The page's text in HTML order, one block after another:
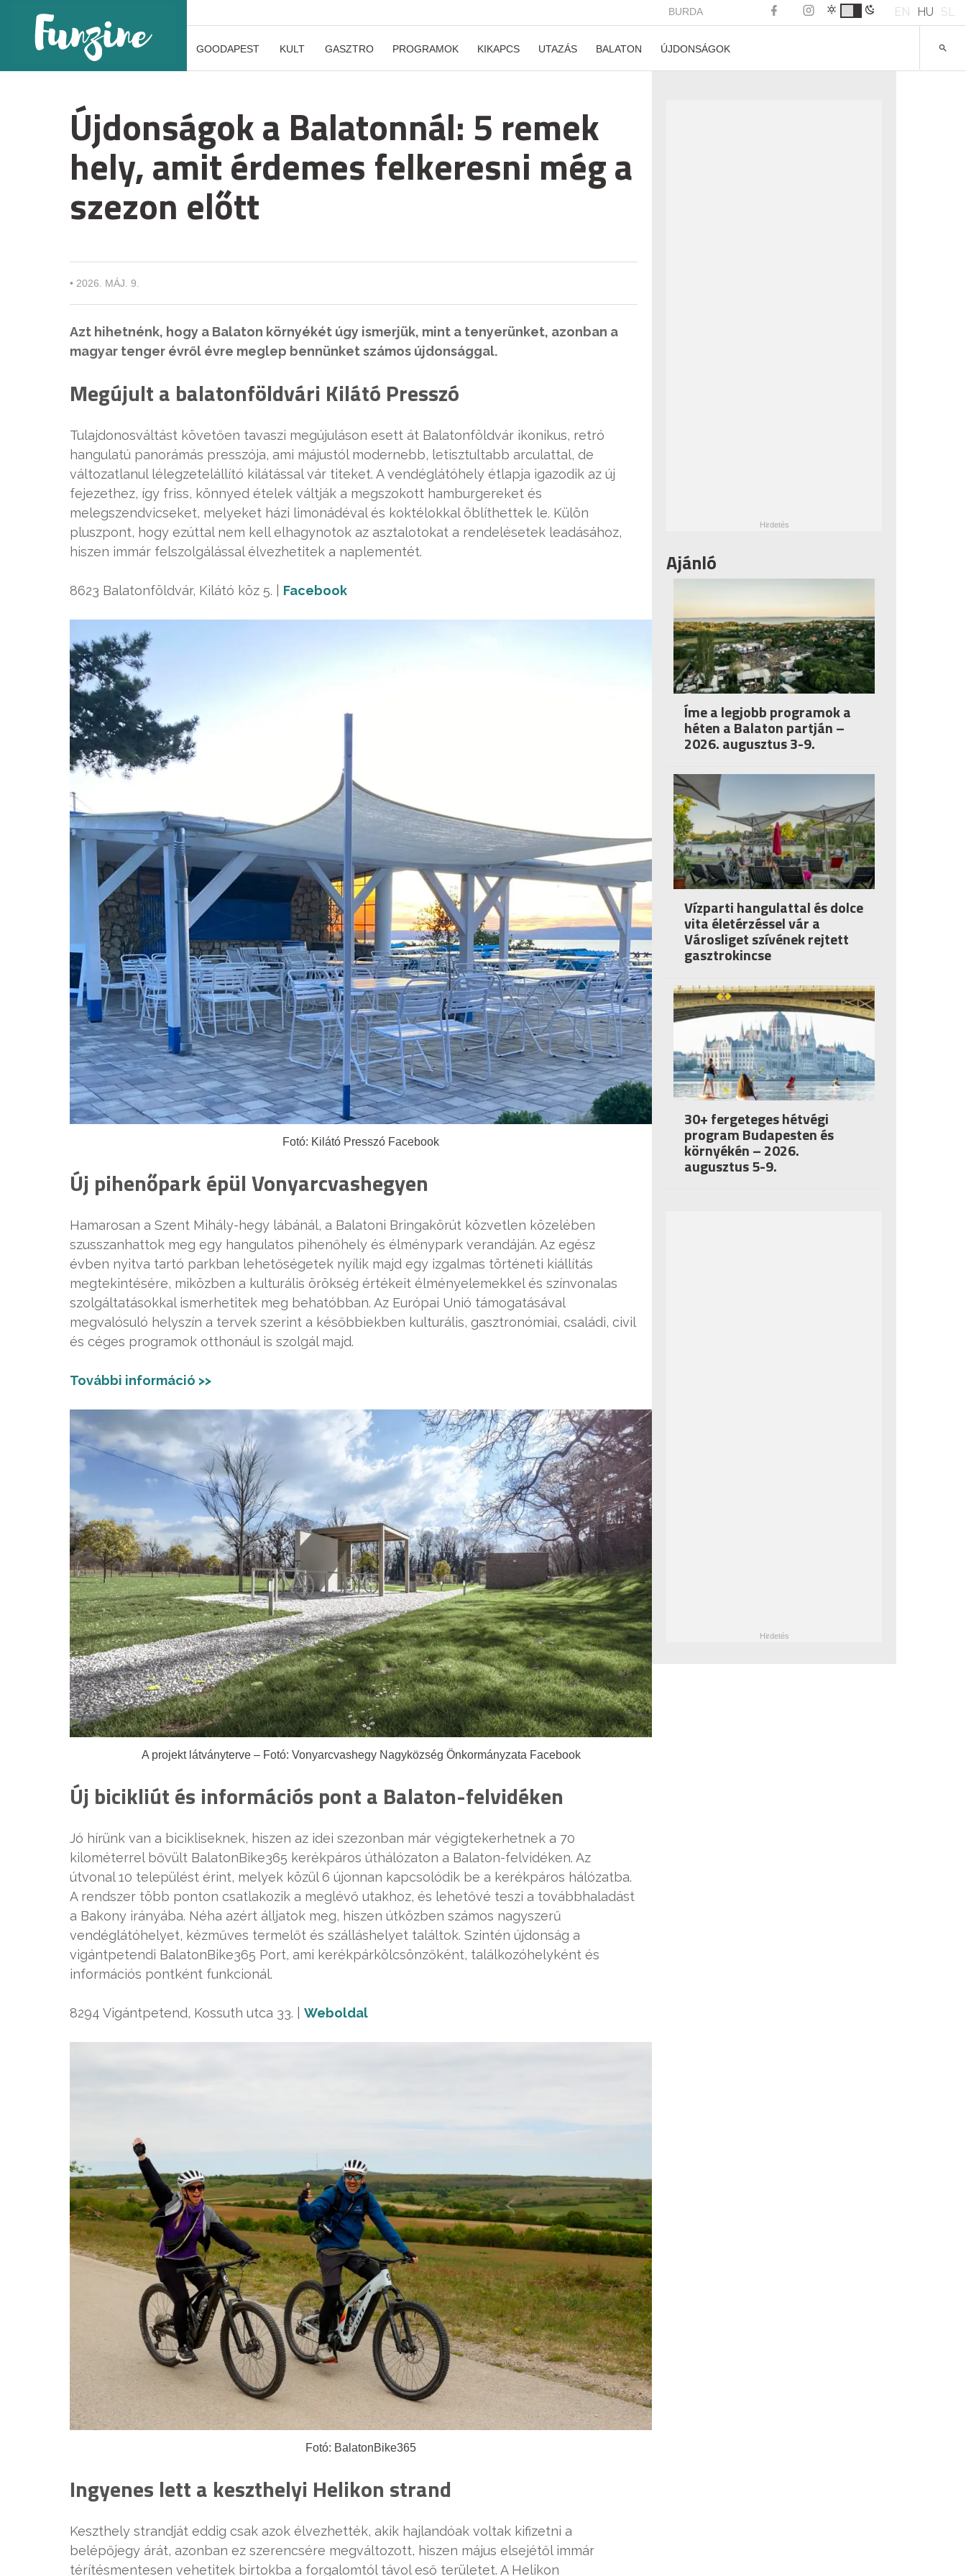
BURDA EN HU SL
GOODAPEST KULT GASZTRO PROGRAMOK KIKAPCS UTAZÁS BALATON ÚJDONSÁGOK
Újdonságok a Balatonnál: 5 remek
hely, amit érdemes felkeresni még a
szezon előtt
• 2026. MÁJ. 9.
Azt hihetnénk, hogy a Balaton környékét úgy ismerjük, mint a tenyerünket, azonban a
magyar tenger évről évre meglep bennünket számos újdonsággal.
Megújult a balatonföldvári Kilátó Presszó
Tulajdonosváltást követően tavaszi megújuláson esett át Balatonföldvár ikonikus, retró
hangulatú panorámás presszója, ami májustól modernebb, letisztultabb arculattal, de
változatlanul lélegzetelállító kilátással vár titeket. A vendéglátóhely étlapja igazodik az új
fejezethez, így friss, könnyed ételek váltják a megszokott hamburgereket és
melegszendvicseket, melyeket házi limonádéval és koktélokkal öblíthettek le. Külön
pluszpont, hogy ezúttal nem kell elhagynotok az asztalotokat a rendelésetek leadásához,
hiszen immár felszolgálással élvezhetitek a naplementét.
8623 Balatonföldvár, Kilátó köz 5. | Facebook
Fotó: Kilátó Presszó Facebook
Új pihenőpark épül Vonyarcvashegyen
Hamarosan a Szent Mihály-hegy lábánál, a Balatoni Bringakörút közvetlen közelében
szusszanhattok meg egy hangulatos pihenőhely és élménypark verandáján. Az egész
évben nyitva tartó parkban lehetőségetek nyílik majd egy izgalmas történeti kiállítás
megtekintésére, miközben a kulturális örökség értékeit élményelemekkel és színvonalas
szolgáltatásokkal ismerhetitek meg behatóbban. Az Európai Unió támogatásával
megvalósuló helyszín a tervek szerint a későbbiekben kulturális, gasztronómiai, családi, civil
és céges programok otthonául is szolgál majd.
További információ >>
A projekt látványterve – Fotó: Vonyarcvashegy Nagyközség Önkormányzata Facebook
Új bicikliút és információs pont a Balaton-felvidéken
Jó hírünk van a bicikliseknek, hiszen az idei szezonban már végigtekerhetnek a 70
kilométerrel bővült BalatonBike365 kerékpáros úthálózaton a Balaton-felvidéken. Az
útvonal 10 települést érint, melyek közül 6 újonnan kapcsolódik be a kerékpáros hálózatba.
A rendszer több ponton csatlakozik a meglévő utakhoz, és lehetővé teszi a továbbhaladást
a Bakony irányába. Néha azért álljatok meg, hiszen útközben számos nagyszerű
vendéglátóhelyet, kézműves termelőt és szálláshelyet találtok. Szintén újdonság a
vigántpetendi BalatonBike365 Port, ami kerékpárkölcsönzőként, találkozóhelyként és
információs pontként funkcionál.
8294 Vigántpetend, Kossuth utca 33. | Weboldal
Fotó: BalatonBike365
Ingyenes lett a keszthelyi Helikon strand
Keszthely strandját eddig csak azok élvezhették, akik hajlandóak voltak kifizetni a
belépőjegy árát, azonban ez szerencsére megváltozott, hiszen május elsejétől immár
térítésmentesen vehetitek birtokba a forgalomtól távol eső területet. A Helikon
Ajánló
Íme a legjobb programok a
héten a Balaton partján –
2026. augusztus 3-9.
Vízparti hangulattal és dolce
vita életérzéssel vár a
Városliget szívének rejtett
gasztrokincse
30+ fergeteges hétvégi
program Budapesten és
környékén – 2026.
augusztus 5-9.